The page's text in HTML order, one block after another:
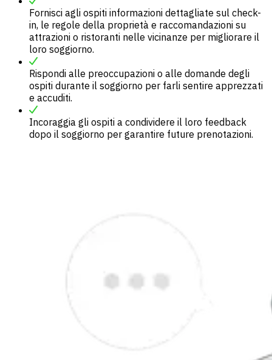
Fornisci agli ospiti informazioni dettagliate sul check-
in, le regole della proprietà e raccomandazioni su
attrazioni o ristoranti nelle vicinanze per migliorare il
loro soggiorno.
Rispondi alle preoccupazioni o alle domande degli
ospiti durante il soggiorno per farli sentire apprezzati
e accuditi.
Incoraggia gli ospiti a condividere il loro feedback
dopo il soggiorno per garantire future prenotazioni.